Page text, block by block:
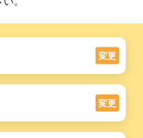
変更
変更